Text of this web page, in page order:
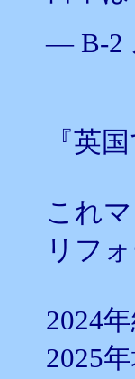
— B-2
『英
これ
リフ
2024
2025